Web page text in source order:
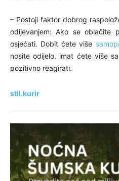
– Postoji faktor dobrog
odijevanjem: Ako se oblačite
osjećati. Dobit ćete više
nosite odijelo, imat ćete više
pozitivno reagirati.
stil.kurir